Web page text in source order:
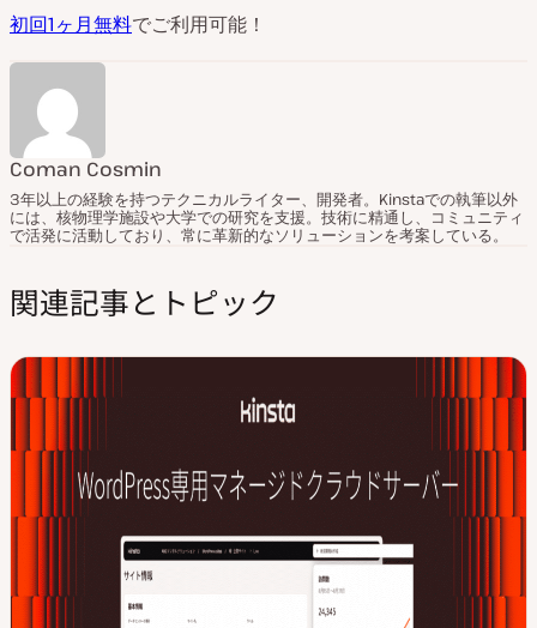
初回1ヶ月無料でご利用可能！
Coman Cosmin
3年以上の経験を持つテクニカルライター、開発者。Kinstaでの執筆以外
には、核物理学施設や大学での研究を支援。技術に精通し、コミュニティ
で活発に活動しており、常に革新的なソリューションを考案している。
関連記事とトピック